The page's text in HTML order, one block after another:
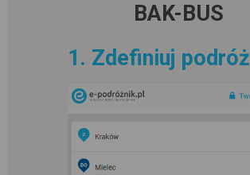
BAK-BUS
1. Zdefiniuj podróż